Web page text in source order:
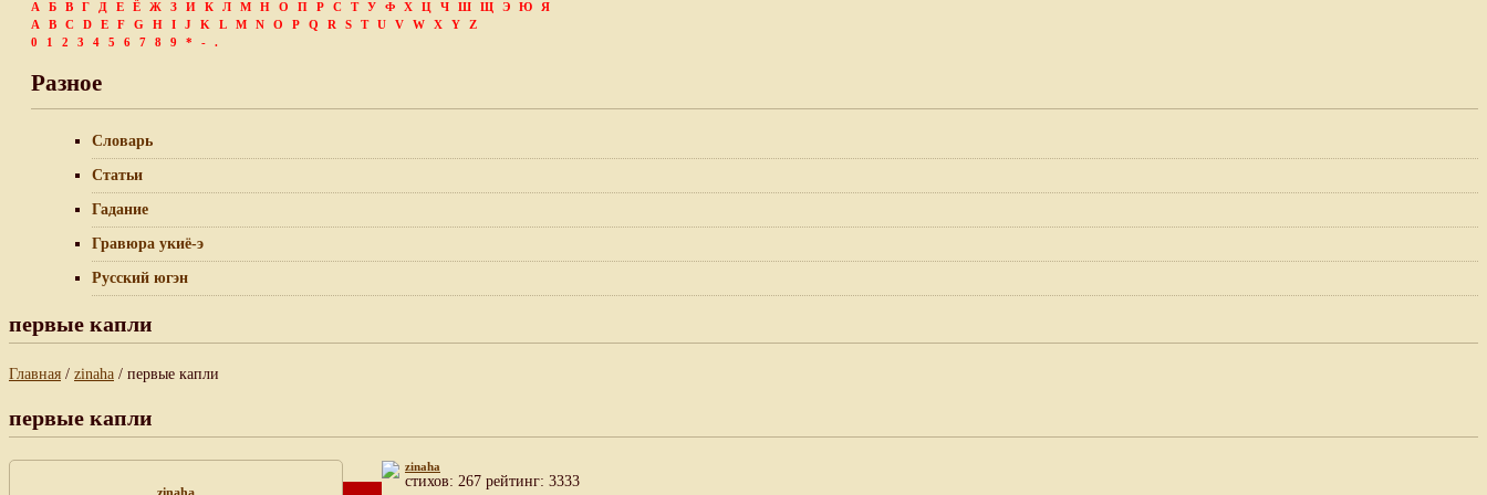
А Б В Г Д Е Ё Ж З И К Л М Н О П Р С Т У Ф Х Ц Ч Ш Щ Э Ю
Я
A
B C D E F G H I J K L M N O P Q R S T U V W X Y
Z
0
1 2 3 4 5 6 7 8 9 * - .
Разное
Словарь
Статьи
Гадание
Гравюра укиё-э
Русский югэн
первые капли
Главная / zinaha / первые капли
первые капли
zinaha
cтихов: 267 рейтинг: 3333